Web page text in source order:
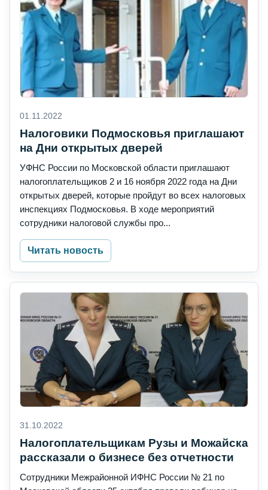
01.11.2022
Налоговики Подмосковья приглашают
на Дни открытых дверей
УФНС России по Московской области приглашают
налогоплательщиков 2 и 16 ноября 2022 года на Дни
открытых дверей, которые пройдут во всех налоговых
инспекциях Подмосковья. В ходе мероприятий
сотрудники налоговой службы про...
Читать новость
31.10.2022
Налогоплательщикам Рузы и Можайска
рассказали о бизнесе без отчетности
Сотрудники Межрайонной ИФНС России № 21 по